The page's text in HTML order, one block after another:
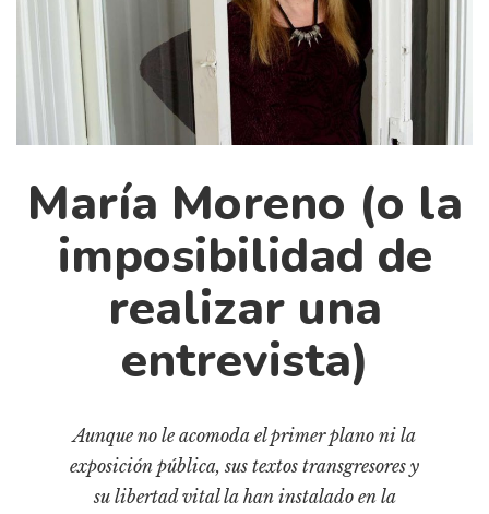
Cine y televisión
Cómics
Diccionario portátil de la literatura chilena
Documentos
Libros usados
María Moreno (o la
imposibilidad de
realizar una
entrevista)
Aunque no le acomoda el primer plano ni la
exposición pública, sus textos transgresores y
su libertad vital la han instalado en la